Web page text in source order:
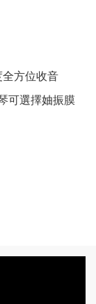
方位收音
可選擇妯振膜